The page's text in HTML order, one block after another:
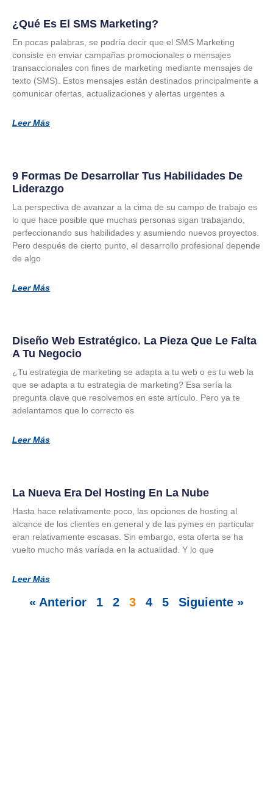
¿Qué Es El SMS Marketing?
En pocas palabras, se podría decir que el SMS Marketing
consiste en enviar campañas promocionales o mensajes
transaccionales con fines de marketing mediante mensajes de
texto (SMS). Estos mensajes están destinados principalmente a
comunicar ofertas, actualizaciones y alertas urgentes a
Leer Más
9 Formas De Desarrollar Tus Habilidades De
Liderazgo
La perspectiva de avanzar a la cima de su campo de trabajo es
lo que hace posible que muchas personas sigan trabajando,
perfeccionando sus habilidades y asumiendo nuevos proyectos.
Pero después de cierto punto, el desarrollo profesional depende
de algo
Leer Más
Diseño Web Estratégico. La Pieza Que Le Falta
A Tu Negocio
¿Tu estrategia de marketing se adapta a tu web o es tu web la
que se adapta a tu estrategia de marketing? Esa sería la
pregunta clave que resolvemos en este artículo. Pero ya te
adelantamos que lo correcto es
Leer Más
La Nueva Era Del Hosting En La Nube
Hasta hace relativamente poco, las opciones de hosting al
alcance de los clientes en general y de las pymes en particular
eran relativamente escasas. Sin embargo, esta oferta se ha
vuelto mucho más variada en la actualidad. Y lo que
Leer Más
« Anterior 1 2 3 4 5 Siguiente »